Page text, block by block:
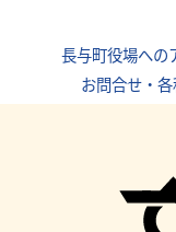
長与町役場への
お問合せ・